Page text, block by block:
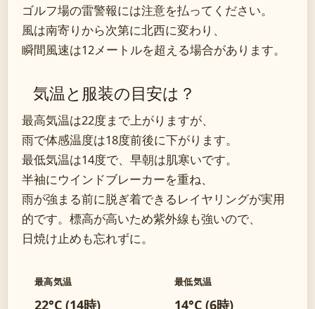
ゴルフ場の雷警報には注意を払ってください。
風は南寄りから次第に北西に変わり、
瞬間風速は12メートルを超える場合があります。
気温と服装の目安は？
最高気温は22度まで上がりますが、
雨で体感温度は18度前後に下がります。
最低気温は14度で、早朝は肌寒いです。
半袖にウインドブレーカーを重ね、
雨が強まる前に脱ぎ着できるレイヤリングが実用
的です。標高が高いため紫外線も強いので、
日焼け止めも忘れずに。
最高気温
22°C (14時)
最低気温
14°C (6時)